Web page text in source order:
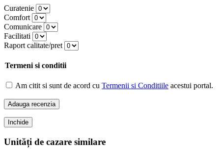
Curatenie
Comfort
Comunicare
Facilitati
Raport calitate/pret
Termeni si conditii
Am citit si sunt de acord cu Termenii si Conditiile acestui portal.
Adauga recenzia
Inchide
Unități de cazare similare